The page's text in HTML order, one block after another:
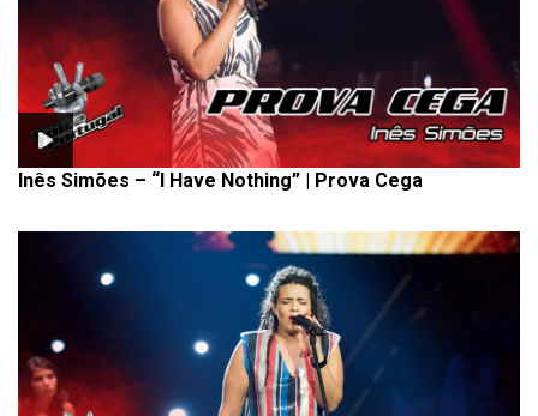
Inês Simões – “I Have Nothing” | Prova Cega